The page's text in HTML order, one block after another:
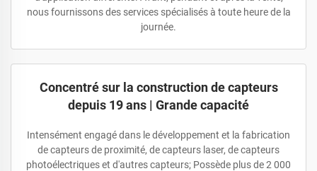
nous fournissons des services spécialisés à toute heure de la
journée.
Concentré sur la construction de capteurs
depuis 19 ans | Grande capacité
Intensément engagé dans le développement et la fabrication
de capteurs de proximité, de capteurs laser, de capteurs
photoélectriques et d'autres capteurs; Possède plus de 2 000